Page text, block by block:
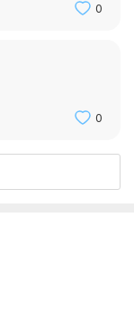
0
0